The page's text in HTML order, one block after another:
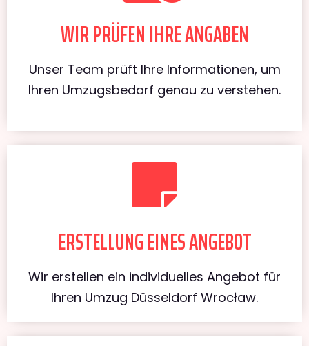
WIR PRÜFEN IHRE ANGABEN
Unser Team prüft Ihre Informationen, um
Ihren Umzugsbedarf genau zu verstehen.
ERSTELLUNG EINES ANGEBOT
Wir erstellen ein individuelles Angebot für
Ihren Umzug Düsseldorf Wrocław.